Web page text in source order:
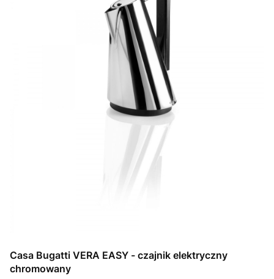
Casa Bugatti VERA EASY - czajnik elektryczny
chromowany